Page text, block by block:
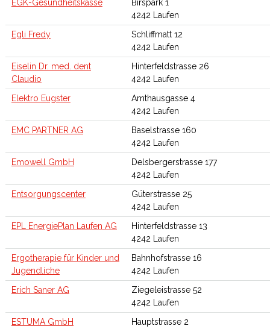
EGK-Gesundheitskasse
Birspark 1
4242 Laufen
Egli Fredy
Schliffmatt 12
4242 Laufen
Eiselin Dr. med. dent
Claudio
Hinterfeldstrasse 26
4242 Laufen
Elektro Eugster
Amthausgasse 4
4242 Laufen
EMC PARTNER AG
Baselstrasse 160
4242 Laufen
Emowell GmbH
Delsbergerstrasse 177
4242 Laufen
Entsorgungscenter
Güterstrasse 25
4242 Laufen
EPL EnergiePlan Laufen AG
Hinterfeldstrasse 13
4242 Laufen
Ergotherapie für Kinder und
Jugendliche
Bahnhofstrasse 16
4242 Laufen
Erich Saner AG
Ziegeleistrasse 52
4242 Laufen
ESTUMA GmbH
Hauptstrasse 2